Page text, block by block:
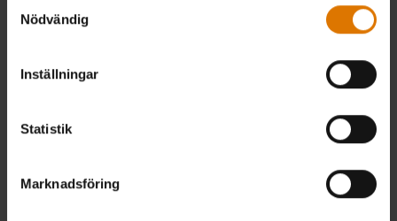
Nödvändig
Inställningar
Statistik
Marknadsföring